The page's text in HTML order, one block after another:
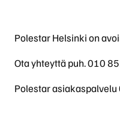
Polestar Helsinki on
Ota yhteyttä puh. 010
Polestar